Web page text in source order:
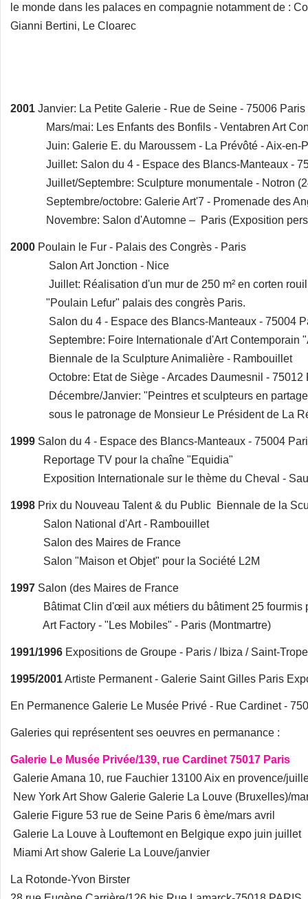
le monde dans les palaces en compagnie notamment de :
Gianni Bertini, Le Cloarec
2001 Janvier: La Petite Galerie - Rue de Seine - 75006 Paris
Mars/mai: Les Enfants des Bonfils - Ventabren Art
Juin: Galerie E. du Maroussem - La Prévôté - Aix-en-
Juillet: Salon du 4 - Espace des Blancs-Manteaux -
Juillet/Septembre: Sculpture monumentale - Notron
Septembre/octobre: Galerie Art'7 - Promenade des
Novembre: Salon d'Automne – Paris (Exposition
2000 Poulain le Fur - Palais des Congrès - Paris
Salon Art Jonction - Nice
Juillet: Réalisation d'un mur de 250 m² en corten
"Poulain Lefur" palais des congrès Paris.
Salon du 4 - Espace des Blancs-Manteaux - 75004
Septembre: Foire Internationale d'Art Contemporain
Biennale de la Sculpture Animalière - Rambouillet
Octobre: Etat de Siège - Arcades Daumesnil - 75012
Décembre/Janvier: "Peintres et sculpteurs en partage
sous le patronage de Monsieur Le Président de La
1999 Salon du 4 - Espace des Blancs-Manteaux - 75004
Reportage TV pour la chaîne "Equidia"
Exposition Internationale sur le thème du Cheval -
1998 Prix du Nouveau Talent & du Public Biennale de la
Salon National d'Art - Rambouillet
Salon des Maires de France
Salon "Maison et Objet" pour la Société L2M
1997 Salon (des Maires de France
Bâtimat Clin d'œil aux métiers du bâtiment 25 fourmis
Art Factory - "Les Mobiles" - Paris (Montmartre)
1991/1996 Expositions de Groupe - Paris / Ibiza / Saint-
1995/2001Artiste Permanent - Galerie Saint Gilles Paris
En Permanence Galerie Le Musée Privé - Rue Cardinet -
Galeries qui représentent ses oeuvres en permanance :
Galerie Le Musée Privée/139, rue Cardinet 75017 Paris
Galerie Amana 10, rue Fauchier 13100 Aix en provence/
New York Art Show Galerie Galerie La Louve (Bruxelles)/
Galerie Figure 53 rue de Seine Paris 6 ème/mars avril
Galerie La Louve à Louftemont en Belgique expo juin juillet
Miami Art show Galerie La Louve/janvier
La Rotonde-Yvon Birster